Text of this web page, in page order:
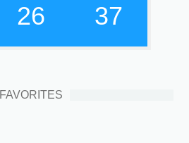
26 38
FAVORITES